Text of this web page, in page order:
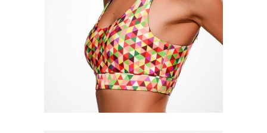
Quick View